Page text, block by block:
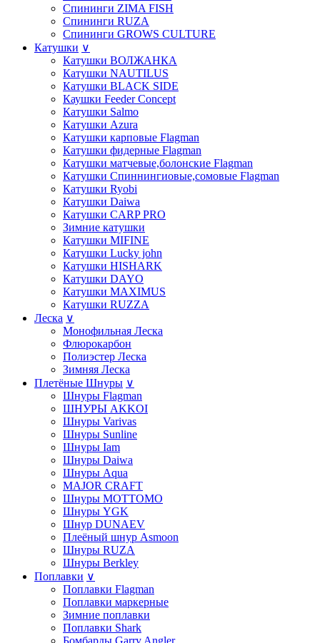
Спининги ZIMA FISH
Спининги RUZA
Спининги GROWS CULTURE
Катушки ∨
Катушки ВОЛЖАНКА
Катушки NAUTILUS
Катушки BLACK SIDE
Каушки Feeder Concept
Катушки Salmo
Катушки Azura
Катушки карповые Flagman
Катушки фидерные Flagman
Катушки матчевые,болонские Flagman
Катушки Спиннингиовые,сомовые Flagman
Катушки Ryobi
Катушки Daiwa
Катушки СARP PRO
Зимние катушки
Катушки MIFINE
Катушки Lucky john
Катушки HISHARK
Катушки DAYO
Катушки MAXIMUS
Катушки RUZZA
Леска ∨
Монофильная Леска
Флюрокарбон
Полиэстер Леска
Зимняя Леска
Плетёные Шнуры ∨
Шнуры Flagman
ШНУРЫ AKKOI
Шнуры Varivas
Шнуры Sunline
Шнуры Iam
Шнуры Daiwa
Шнуры Aqua
MAJOR CRAFT
Шнуры MOTTOMO
Шнуры YGK
Шнур DUNAEV
Плеёный шнур Asmoon
Шнуры RUZA
Шнуры Berkley
Поплавки ∨
Поплавки Flagman
Поплавки маркерные
Зимние поплавки
Поплавки Shark
Бомбарды Garry Angler